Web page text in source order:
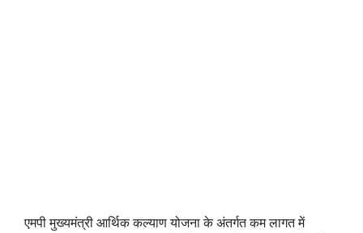
एमपी मुख्यमंत्री आर्थिक कल्याण योजना के अंतर्गत कम लागत में